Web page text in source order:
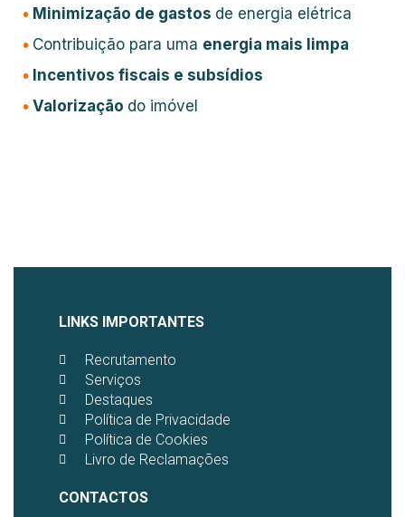
• Minimização de gastos de energia elétrica
• Contribuição para uma energia mais limpa
• Incentivos fiscais e subsídios
• Valorização do imóvel
LINKS IMPORTANTES
Recrutamento
Serviços
Destaques
Política de Privacidade
Política de Cookies
Livro de Reclamações
CONTACTOS